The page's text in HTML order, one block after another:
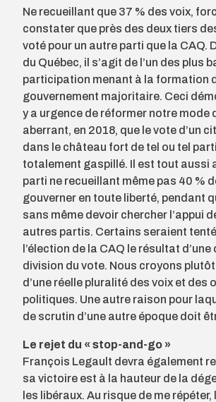
Ne recueillant que 37 % des voix,
constater que près des deux tiers
voté pour un autre parti que la CAQ.
du Québec, il s’agit de l’un des plus
participation menant à la formation
gouvernement majoritaire. Ceci
y a urgence de réformer notre mode
aberrant, en 2018, que le vote d’un
dans le château fort de tel ou tel
totalement gaspillé. Il est tout aussi
parti ne recueillant même pas 40 %
gouverner en toute liberté, pendant
sans même devoir chercher l’appui
autres partis. Certains seraient
l’élection de la CAQ le résultat
division du vote. Nous croyons plutôt
d’une réelle pluralité des voix et des
politiques. Une autre raison pour
de scrutin d’une autre époque doit
Le rejet du « stop-and-go »
François Legault devra également
sa victoire est à la hauteur de la
les libéraux. Au risque de me